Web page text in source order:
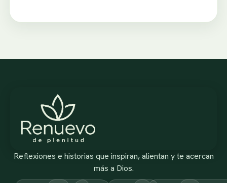
Reflexiones e historias que inspiran, alientan y te acercan
más a Dios.